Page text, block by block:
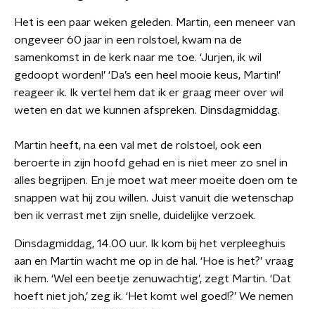
Het is een paar weken geleden. Martin, een meneer van
ongeveer 60 jaar in een rolstoel, kwam na de
samenkomst in de kerk naar me toe. ‘Jurjen, ik wil
gedoopt worden!’ ‘Da’s een heel mooie keus, Martin!’
reageer ik. Ik vertel hem dat ik er graag meer over wil
weten en dat we kunnen afspreken. Dinsdagmiddag.
Martin heeft, na een val met de rolstoel, ook een
beroerte in zijn hoofd gehad en is niet meer zo snel in
alles begrijpen. En je moet wat meer moeite doen om te
snappen wat hij zou willen. Juist vanuit die wetenschap
ben ik verrast met zijn snelle, duidelijke verzoek.
Dinsdagmiddag, 14.00 uur. Ik kom bij het verpleeghuis
aan en Martin wacht me op in de hal. ‘Hoe is het?’ vraag
ik hem. ‘Wel een beetje zenuwachtig’, zegt Martin. ‘Dat
hoeft niet joh,’ zeg ik. ‘Het komt wel goed!?’ We nemen